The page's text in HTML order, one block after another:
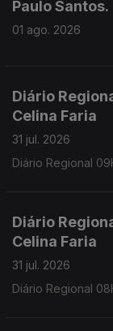
Paulo Santos.
01 ago. 2026
Diário
Celina Faria
31 jul. 2026
Diário
Celina Faria
31 jul. 2026